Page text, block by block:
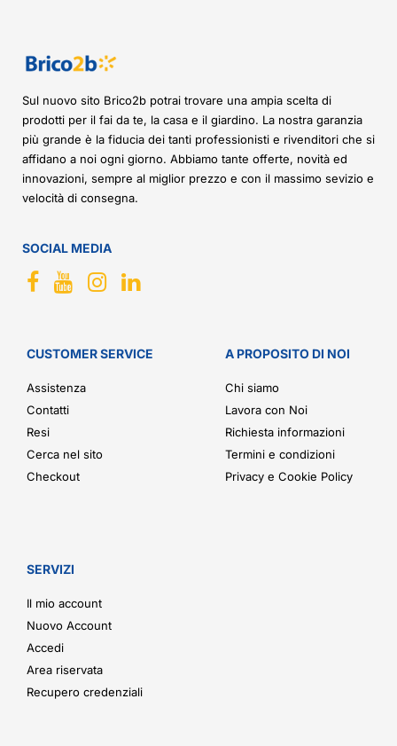
Sul nuovo sito Brico2b potrai trovare una ampia scelta di
prodotti per il fai da te, la casa e il giardino. La nostra garanzia
più grande è la fiducia dei tanti professionisti e rivenditori che si
affidano a noi ogni giorno. Abbiamo tante offerte, novità ed
innovazioni, sempre al miglior prezzo e con il massimo sevizio e
velocità di consegna.
SOCIAL MEDIA
CUSTOMER SERVICE
Assistenza
Contatti
Resi
Cerca nel sito
Checkout
A PROPOSITO DI NOI
Chi siamo
Lavora con Noi
Richiesta informazioni
Termini e condizioni
Privacy e Cookie Policy
SERVIZI
Il mio account
Nuovo Account
Accedi
Area riservata
Recupero credenziali